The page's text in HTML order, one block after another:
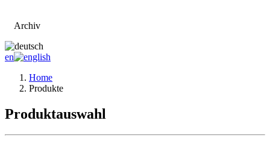
Archiv
en
Home
Produkte
Produktauswahl